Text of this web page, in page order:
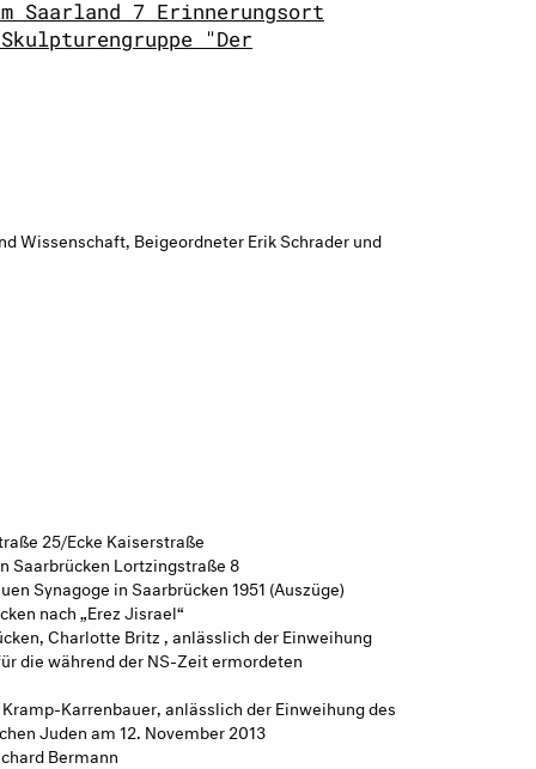
Saarland 7 Erinnerungsort
"Der
Wissenschaft, Beigeordneter Erik Schrader und
25/Ecke Kaiserstraße
Saarbrücken Lortzingstraße 8
Synagoge in Saarbrücken 1951 (Auszüge)
nach „Erez Jisrael“
Charlotte Britz , anlässlich der Einweihung
die während der NS-Zeit ermordeten
Karrenbauer, anlässlich der Einweihung des
Juden am 12. November 2013
Bermann